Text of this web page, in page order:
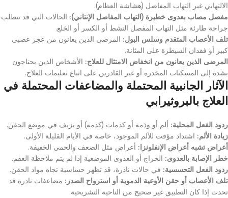
الالتهابي غير التهاب المفاصل (هشاشة العظام).
مفصل مصاب بعدوى خطيرة (التهاب المفاصل الإنتاني): الحالات التي قد تتطلب
جراحة طارئة مثل التهاب المفصل النشط أو الكسر أو الخلع.
تلف الأعصاب المتقدم وسلس البول: المرضى الذين يعانون من عجز عصبي
كبير أو فقدان السيطرة على المثانة.
المرضى الذين يعانون من انخفاض الامتثال للعلاج: الأشخاص الذين يحتاجون
بشدة إلى المسكنات المخدرة أو غير القادرين على اتباع تعليمات العلاج.
الآثار الجانبية المحتملة والمضاعفات المحتملة في
العلاج بالبروثيرابي
ردود الفعل المحلية: ألم أو وذمة أو كدمات (كدمة) أو نزيف في موضع الحقن.
زيادة الألم: اشتداد مؤقت للألم الموجود، خاصة في الأيام القليلة الأولى.
أعراض تشبه أعراض الإنفلونزا: أعراض مثل الضعف والحمى الخفيفة.
خطر الإصابة بالعدوى: الخراج أو العدوى الموضعية إذا لم يتم ملاحظة العقم.
ردود الفعل التحسسية: في حالات نادرة، قد تظهر حساسية تجاه مواد الحقن.
تلف الأعصاب أو حقن الأوعية الدموية أو استرواح الصدر: مضاعفات نادرة قد
تحدث إذا كان التطبيق غير صحيح من الناحية التشريحية.